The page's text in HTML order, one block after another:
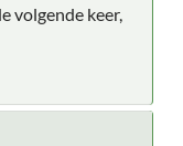
volgende keer,